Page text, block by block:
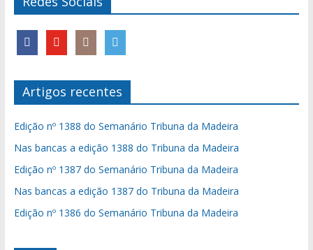
Artigos recentes
Edição nº 1388 do Semanário Tribuna da Madeira
Nas bancas a edição 1388 do Tribuna da Madeira
Edição nº 1387 do Semanário Tribuna da Madeira
Nas bancas a edição 1387 do Tribuna da Madeira
Edição nº 1386 do Semanário Tribuna da Madeira